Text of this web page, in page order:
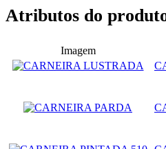
Atributos do
Imagem